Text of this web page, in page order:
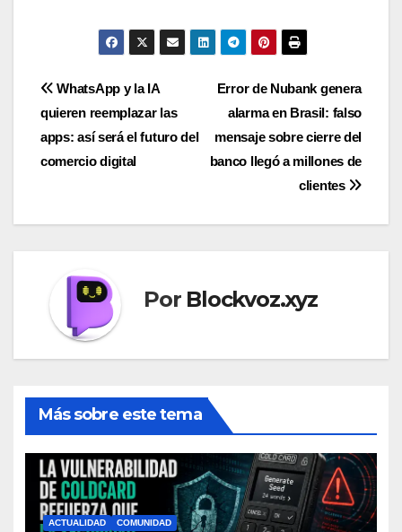
Navegación
de
entradas
Error de Nubank genera
alarma en Brasil: falso
mensaje sobre cierre del
banco llegó a millones de
clientes
WhatsApp y la IA
quieren reemplazar las
apps: así será el futuro del
comercio digital
Por Blockvoz.xyz
Más sobre este tema
ACTUALIDAD COMUNIDAD